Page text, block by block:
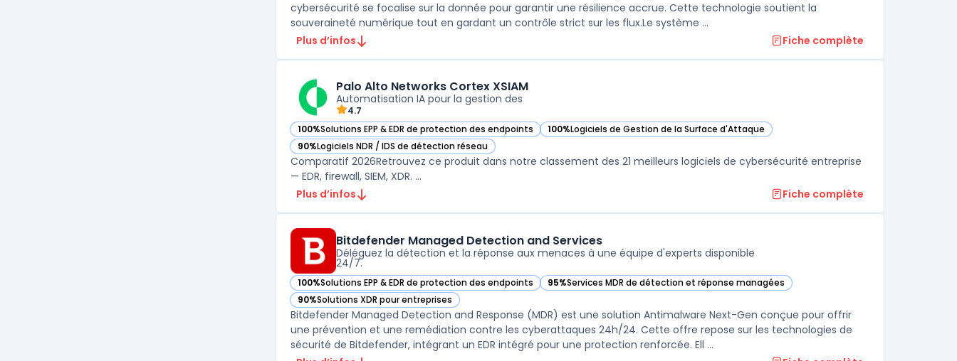
cybersécurité se focalise sur la donnée pour garantir une résilience accrue. Cette technologie soutient la
souveraineté numérique tout en gardant un contrôle strict sur les flux.Le système ...
Plus d’infos
Fiche complète
Palo Alto Networks Cortex XSIAM
Automatisation IA pour la gestion des
4.7
100%Solutions EPP & EDR de protection des endpoints
— voir Palo Alto Networks Cortex XSIAM dans cette catégorie
100%Logiciels de Gestion de la Surface d'Attaque
— voir Palo Alto Networks Cortex XSIAM dans cette catégorie
90%Logiciels NDR / IDS de détection réseau
— voir Palo Alto Networks Cortex XSIAM dans cette catégorie
Comparatif 2026Retrouvez ce produit dans notre classement des 21 meilleurs logiciels de cybersécurité entreprise
— EDR, firewall, SIEM, XDR. ...
Plus d’infos
Fiche complète
Bitdefender Managed Detection and Services
Déléguez la détection et la réponse aux menaces à une équipe d'experts disponible
24/7.
100%Solutions EPP & EDR de protection des endpoints
— voir Bitdefender Managed Detection and Services dans cette catégorie
95%Services MDR de détection et réponse managées
— voir Bitdefender Managed Detection and Services dans cette catégorie
90%Solutions XDR pour entreprises
— voir Bitdefender Managed Detection and Services dans cette catégorie
Bitdefender Managed Detection and Response (MDR) est une solution Antimalware Next-Gen conçue pour offrir
une prévention et une remédiation contre les cyberattaques 24h/24. Cette offre repose sur les technologies de
sécurité de Bitdefender, intégrant un EDR intégré pour une protection renforcée. Ell ...